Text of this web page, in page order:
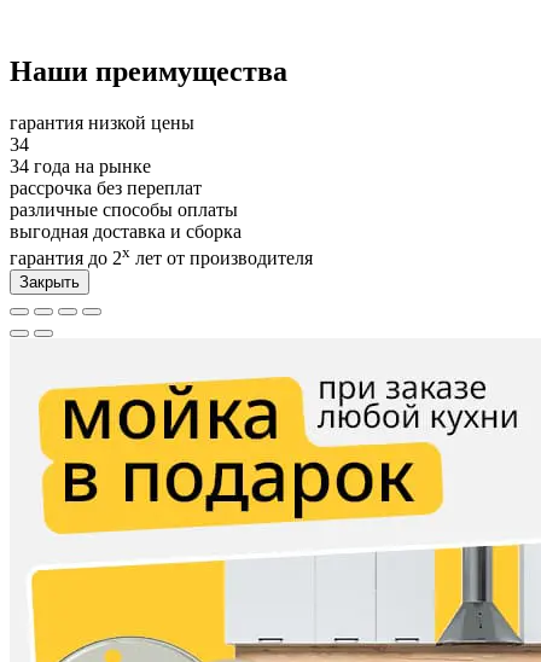
Наши преимущества
гарантия низкой цены
34
34 года на рынке
рассрочка без переплат
различные способы оплаты
выгодная доставка и сборка
гарантия до 2х лет от производителя
Закрыть